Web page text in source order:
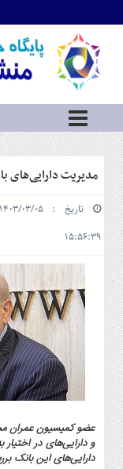
اطلاعات
تماس
ما
درباره
ما
سرویس
ها
بازار
سرمایه
و
بورس
مسکن
و
شهری
گاز
و
پتروشیمی
صنعت
و
خودرو
مدیریت دارایی‌های
۱۵:۵۶:۳۹
عضو کمیسیون عمران
و دارایی‌های در
دارایی‌های این بانک